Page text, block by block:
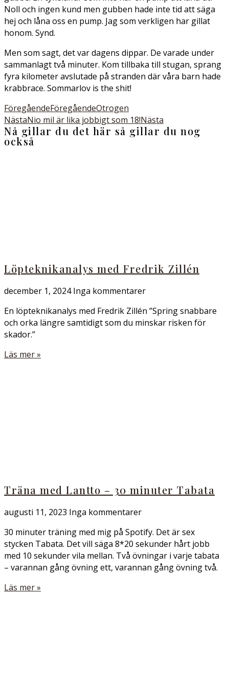
Noll och ingen kund men gubben hade inte tid att säga
hej och låna oss en pump. Jag som verkligen har gillat
honom. Synd.
Men som sagt, det var dagens dippar. De varade under
sammanlagt två minuter. Kom tillbaka till stugan, sprang
fyra kilometer avslutade på stranden där våra barn hade
krabbrace. Sommarlov is the shit!
FöregåendeFöregåendeOtrogen
NästaNio mil är lika jobbigt som 18!Nästa
Nå gillar du det här så gillar du nog
också
Löpteknikanalys med Fredrik Zillén
december 1, 2024Inga kommentarer
En löpteknikanalys med Fredrik Zillén ”Spring snabbare
och orka längre samtidigt som du minskar risken för
skador.”
Läs mer »
Träna med Lantto – 30 minuter Tabata
augusti 11, 2023 Inga kommentarer
30 minuter träning med mig på Spotify. Det är sex
stycken Tabata. Det vill säga 8*20 sekunder hårt jobb
med 10 sekunder vila mellan. Två övningar i varje tabata
– varannan gång övning ett, varannan gång övning två.
Läs mer »